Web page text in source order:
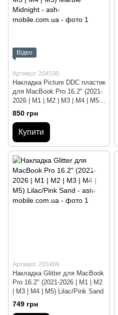
Відео
Артикул: 204195
Накладка Picture DDC пластик
для MacBook Pro 16.2" (2021-
2026 | M1 | M2 | M3 | M4 | M5)
Marble Midnight
850 грн
Купити
Артикул: 203469
Накладка Glitter для MacBook
Pro 16.2" (2021-2026 | M1 | M2
| M3 | M4 | M5) Lilac/Pink Sand
749 грн